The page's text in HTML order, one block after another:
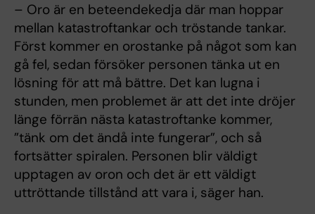
– Oro är en beteendekedja där man hoppar
mellan katastroftankar och tröstande tankar.
Först kommer en orostanke på något som kan
gå fel, sedan försöker personen tänka ut en
lösning för att må bättre. Det kan lugna i
stunden, men problemet är att det inte dröjer
länge förrän nästa katastroftanke kommer,
”tänk om det ändå inte fungerar”, och så
fortsätter spiralen. Personen blir väldigt
upptagen av oron och det är ett väldigt
uttröttande tillstånd att vara i, säger han.